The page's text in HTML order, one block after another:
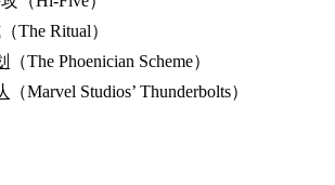
The Ritual）
（The Phoenician Scheme）
（Marvel Studios’ Thunderbolts）